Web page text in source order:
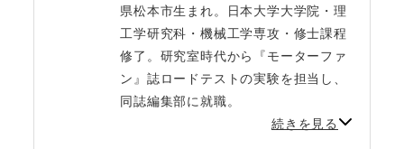
県松本市生まれ。日本大学大学院・理
工学研究科・機械工学専攻・修士課程
修了。研究室時代から『モーターファ
ン』誌ロードテストの実験を担当し、
同誌編集部に就職。
続きを見る